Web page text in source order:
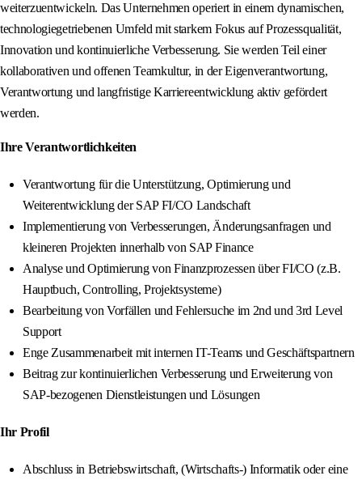
weiterzuentwickeln. Das Unternehmen operiert in einem dynamischen,
technologiegetriebenen Umfeld mit starkem Fokus auf Prozessqualität,
Innovation und kontinuierliche Verbesserung. Sie werden Teil einer
kollaborativen und offenen Teamkultur, in der Eigenverantwortung,
Verantwortung und langfristige Karriereentwicklung aktiv gefördert
werden.
Ihre Verantwortlichkeiten
Verantwortung für die Unterstützung, Optimierung und
Weiterentwicklung der SAP FI/CO Landschaft
Implementierung von Verbesserungen, Änderungsanfragen und
kleineren Projekten innerhalb von SAP Finance
Analyse und Optimierung von Finanzprozessen über FI/CO (z.B.
Hauptbuch, Controlling, Projektsysteme)
Bearbeitung von Vorfällen und Fehlersuche im 2nd und 3rd Level
Support
Enge Zusammenarbeit mit internen IT-Teams und Geschäftspartnern
Beitrag zur kontinuierlichen Verbesserung und Erweiterung von
SAP-bezogenen Dienstleistungen und Lösungen
Ihr Profil
Abschluss in Betriebswirtschaft, (Wirtschafts-) Informatik oder eine